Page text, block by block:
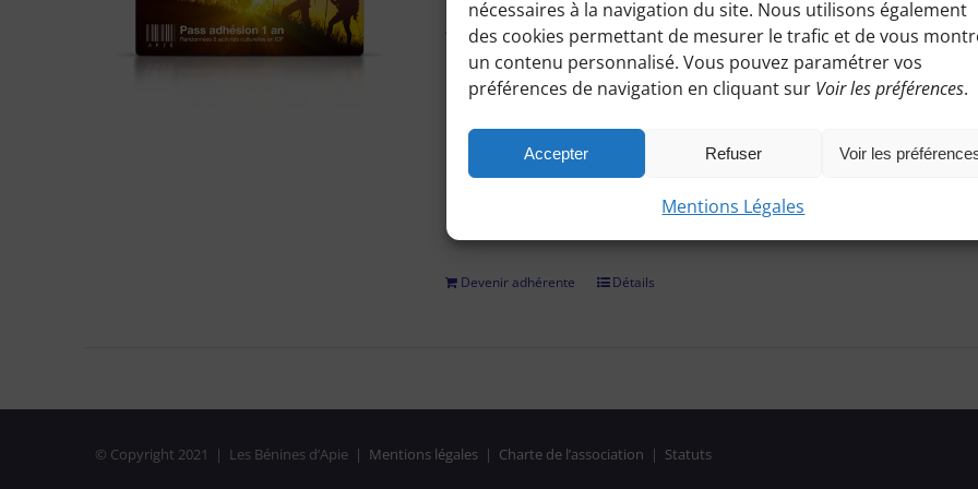
nécessaires à la navigation du site. Nous utilisons également
des cookies permettant de mesurer le trafic et de vous
un contenu personnalisé. Vous pouvez paramétrer vos
préférences de navigation en cliquant sur Voir les préférences.
Accepter Refuser Voir les
Mentions Légales
Accédez à toutes les informations pratiques de nos excursions du
horaires, conseils etc.), et participez à nos activités telles que des
Pour adhérer et faire vivre notre association, nous vous demandons
régler par chèque, virement bancaire (démarche à finaliser hors site,
adhésion confirmée, il vous suffira de vous identifier et de consulter le
privées réservées aux Bénines d'Apie. Vous pouvez aussi nous
Devenir adhérente Détails
© Copyright 2021 | Les Bénines d’Apie | Mentions légales| Charte de l’association | Statuts